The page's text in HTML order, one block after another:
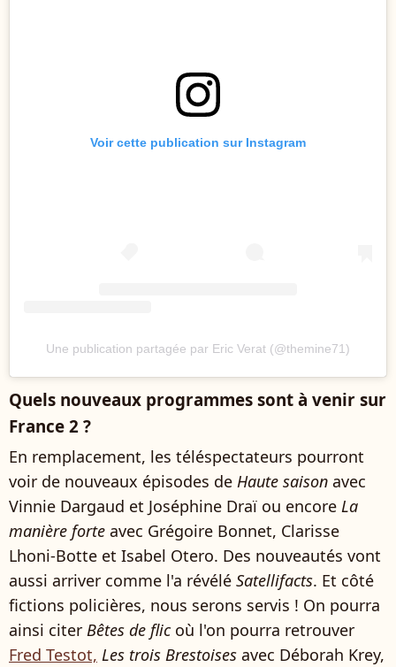
Voir cette publication sur Instagram
Une publication partagée par Eric Verat (@themine71)
Quels nouveaux programmes sont à venir sur
France 2 ?
En remplacement, les téléspectateurs pourront
voir de nouveaux épisodes de Haute saison avec
Vinnie Dargaud et Joséphine Draï ou encore La
manière forte avec Grégoire Bonnet, Clarisse
Lhoni-Botte et Isabel Otero. Des nouveautés vont
aussi arriver comme l'a révélé Satellifacts. Et côté
fictions policières, nous serons servis ! On pourra
ainsi citer Bêtes de flicoù l'on pourra retrouver
Fred Testot, Les trois Brestoises avec Déborah Krey,